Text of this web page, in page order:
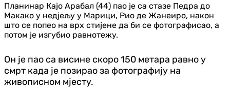
Планинар Кајо Арабал (44) пао је са стазе Педра до
Макако у недјељу у Марици, Рио де Жанеиро, након
што се попео на врх стијене да би се фотографисао, а
потом је изгубио равнотежу.
Он је пао са висине скоро 150 метара равно у
смрт када је позирао за фотографију на
живописном мјесту.